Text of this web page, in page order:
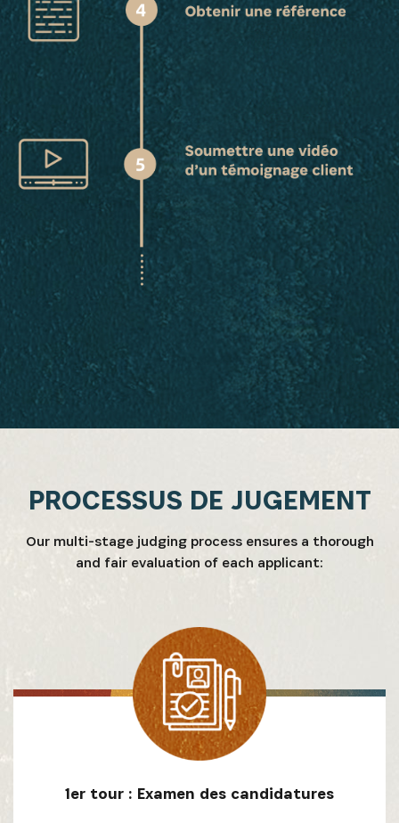
PROCESSUS DE JUGEMENT
Our multi-stage judging process ensures a thorough
and fair evaluation of each applicant:
1er tour : Examen des candidatures